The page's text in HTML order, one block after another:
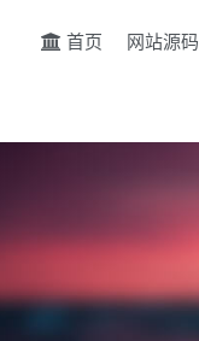
首页 网站源码